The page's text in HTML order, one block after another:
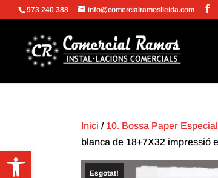
Obre la barra d'eines
973 240 388 info@comercialramoslleida.com
Inici / 10. Bossa Paper
blanca de 18+7X32 impressió
Esgotat!